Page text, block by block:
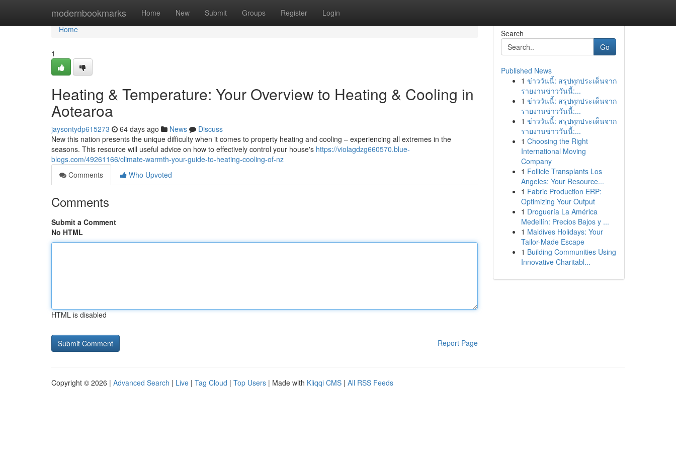
modernbookmarks Home New Submit Groups Register Login
Home
Home
1
Heating & Temperature: Your Overview to Heating & Cooling in
Aotearoa
jaysontydp615273 64 days ago News
Discuss
New this nation presents the unique difficulty when it comes to property heating and cooling – experiencing all extremes in the
seasons. This resource will useful advice on how to effectively control your house's https://violagdzg660570.blue-
blogs.com/49261166/climate-warmth-your-guide-to-heating-cooling-of-nz
Comments
Who Upvoted
Comments
Submit a Comment
No HTML
HTML is disabled
Report Page
Search
Go
Published News
1 ข่าววันนี้: สรุปทุกประเด็นจาก
รายงานข่าววันนี้:...
1 ข่าววันนี้: สรุปทุกประเด็นจาก
รายงานข่าววันนี้:...
1 ข่าววันนี้: สรุปทุกประเด็นจาก
รายงานข่าววันนี้:...
1 Choosing the Right
International Moving
Company
1 Follicle Transplants Los
Angeles: Your Resource...
1 Fabric Production ERP:
Optimizing Your Output
1 Droguería La América
Medellín: Precios Bajos y ...
1 Maldives Holidays: Your
Tailor-Made Escape
1 Building Communities Using
Innovative Charitabl...
Copyright © 2026 | Advanced Search | Live | Tag Cloud | Top Users | Made with Kliqqi CMS | All RSS Feeds